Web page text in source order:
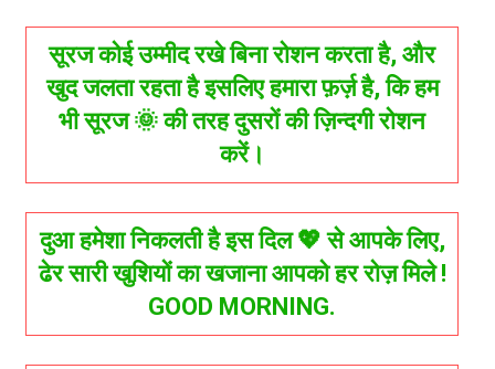
सूरज कोई उम्मीद रखे बिना रोशन करता है, और
खुद जलता रहता है इसलिए हमारा फ़र्ज़ है, कि हम
भी सूरज 🌞 की तरह दुसरों की ज़िन्दगी रोशन
करें।
दुआ हमेशा निकलती है इस दिल 💖 से आपके लिए,
ढेर सारी खुशियों का खजाना आपको हर रोज़ मिले !
GOOD MORNING.